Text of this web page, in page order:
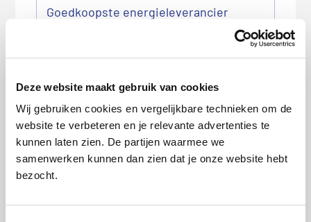
Deze website maakt gebruik van cookies
Wij gebruiken cookies en vergelijkbare technieken om de
website te verbeteren en je relevante advertenties te
kunnen laten zien. De partijen waarmee we
samenwerken kunnen dan zien dat je onze website hebt
bezocht.
Goedkoopste energieleverancier
2026 fors duurder: waarom sim only nu